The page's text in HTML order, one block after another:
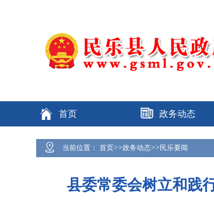
首页 政务动态
当前位置： 首页 >>政务动态>> 民乐要闻
县委常委会树立和践